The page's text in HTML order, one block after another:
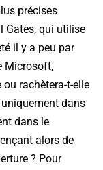
précises
Gates, qui utilise
il y a peu par
Microsoft,
rachètera-t-elle
dans
dans le
alors de
? Pour